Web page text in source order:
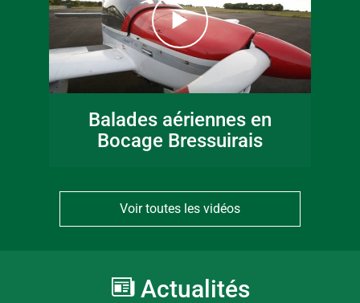
Balades aériennes en
Bocage Bressuirais
Voir toutes les vidéos
Actualités